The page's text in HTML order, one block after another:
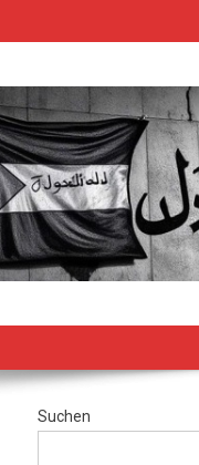
Suchen